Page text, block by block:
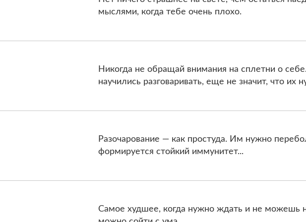
мыслями, когда тебе очень плохо.
Никогда не обращай внимания на сплетни о
научились разговаривать, еще не значит, что их
Рaзочаровaние — как простуда. Им нужно
формируется стойкий иммунитет...
Самое худшее, когда нужно ждать и не можешь